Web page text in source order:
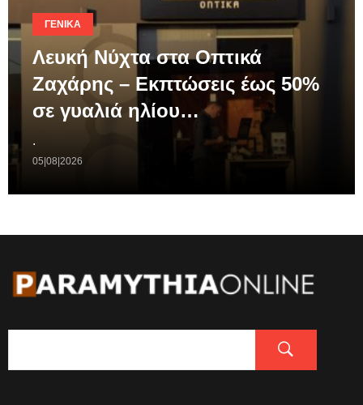
ΓΕΝΙΚΆ
Λευκή Νύχτα στα Οπτικά
Ζαχάρης – Εκπτώσεις έως 50%
σε γυαλιά ηλίου…
.
05|08|2026